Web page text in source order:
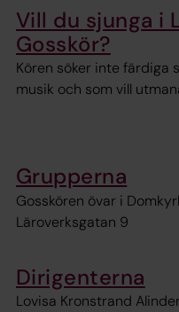
Vill du sjunga i
Gosskör?
Kören söker inte färdiga
musik och som vill
Grupperna
Gosskören övar i
Läroverksgatan 9
Dirigenterna
Lovisa Kronstrand